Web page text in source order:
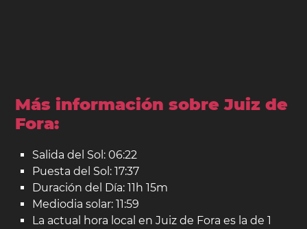
Más información sobre Juiz de
Fora:
Salida del Sol: 06:22
Puesta del Sol: 17:37
Duración del Día: 11h 15m
Mediodia solar: 11:59
La actual hora local en Juiz de Fora es la de 1